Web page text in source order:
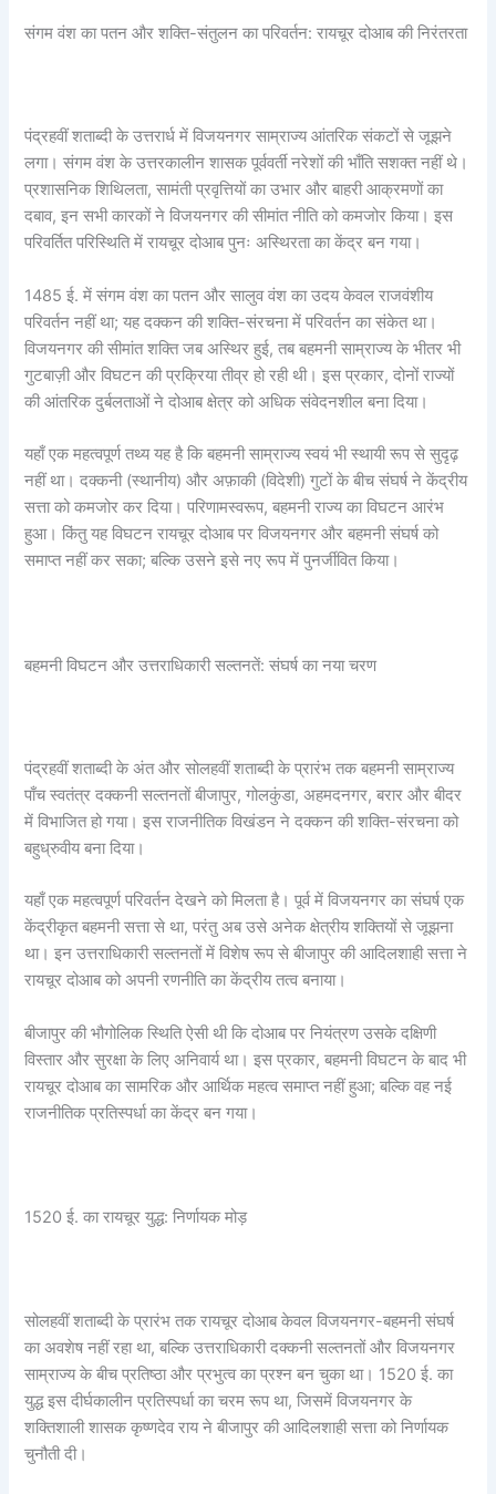
संगम वंश का पतन और शक्ति-संतुलन का परिवर्तन: रायचूर दोआब की निरंतरता
पंद्रहवीं शताब्दी के उत्तरार्ध में विजयनगर साम्राज्य आंतरिक संकटों से जूझने
लगा। संगम वंश के उत्तरकालीन शासक पूर्ववर्ती नरेशों की भाँति सशक्त नहीं थे।
प्रशासनिक शिथिलता, सामंती प्रवृत्तियों का उभार और बाहरी आक्रमणों का
दबाव, इन सभी कारकों ने विजयनगर की सीमांत नीति को कमजोर किया। इस
परिवर्तित परिस्थिति में रायचूर दोआब पुनः अस्थिरता का केंद्र बन गया।
1485 ई. में संगम वंश का पतन और सालुव वंश का उदय केवल राजवंशीय
परिवर्तन नहीं था; यह दक्कन की शक्ति-संरचना में परिवर्तन का संकेत था।
विजयनगर की सीमांत शक्ति जब अस्थिर हुई, तब बहमनी साम्राज्य के भीतर भी
गुटबाज़ी और विघटन की प्रक्रिया तीव्र हो रही थी। इस प्रकार, दोनों राज्यों
की आंतरिक दुर्बलताओं ने दोआब क्षेत्र को अधिक संवेदनशील बना दिया।
यहाँ एक महत्वपूर्ण तथ्य यह है कि बहमनी साम्राज्य स्वयं भी स्थायी रूप से सुदृढ़
नहीं था। दक्कनी (स्थानीय) और अफ़ाकी (विदेशी) गुटों के बीच संघर्ष ने केंद्रीय
सत्ता को कमजोर कर दिया। परिणामस्वरूप, बहमनी राज्य का विघटन आरंभ
हुआ। किंतु यह विघटन रायचूर दोआब पर विजयनगर और बहमनी संघर्ष को
समाप्त नहीं कर सका; बल्कि उसने इसे नए रूप में पुनर्जीवित किया।
बहमनी विघटन और उत्तराधिकारी सल्तनतें: संघर्ष का नया चरण
पंद्रहवीं शताब्दी के अंत और सोलहवीं शताब्दी के प्रारंभ तक बहमनी साम्राज्य
पाँच स्वतंत्र दक्कनी सल्तनतों बीजापुर, गोलकुंडा, अहमदनगर, बरार और बीदर
में विभाजित हो गया। इस राजनीतिक विखंडन ने दक्कन की शक्ति-संरचना को
बहुध्रुवीय बना दिया।
यहाँ एक महत्वपूर्ण परिवर्तन देखने को मिलता है। पूर्व में विजयनगर का संघर्ष एक
केंद्रीकृत बहमनी सत्ता से था, परंतु अब उसे अनेक क्षेत्रीय शक्तियों से जूझना
था। इन उत्तराधिकारी सल्तनतों में विशेष रूप से बीजापुर की आदिलशाही सत्ता ने
रायचूर दोआब को अपनी रणनीति का केंद्रीय तत्व बनाया।
बीजापुर की भौगोलिक स्थिति ऐसी थी कि दोआब पर नियंत्रण उसके दक्षिणी
विस्तार और सुरक्षा के लिए अनिवार्य था। इस प्रकार, बहमनी विघटन के बाद भी
रायचूर दोआब का सामरिक और आर्थिक महत्व समाप्त नहीं हुआ; बल्कि वह नई
राजनीतिक प्रतिस्पर्धा का केंद्र बन गया।
1520 ई. का रायचूर युद्ध: निर्णायक मोड़
सोलहवीं शताब्दी के प्रारंभ तक रायचूर दोआब केवल विजयनगर-बहमनी संघर्ष
का अवशेष नहीं रहा था, बल्कि उत्तराधिकारी दक्कनी सल्तनतों और विजयनगर
साम्राज्य के बीच प्रतिष्ठा और प्रभुत्व का प्रश्न बन चुका था। 1520 ई. का
युद्ध इस दीर्घकालीन प्रतिस्पर्धा का चरम रूप था, जिसमें विजयनगर के
शक्तिशाली शासक कृष्णदेव राय ने बीजापुर की आदिलशाही सत्ता को निर्णायक
चुनौती दी।